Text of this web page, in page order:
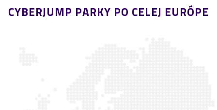
CYBERJUMP PARKY PO CELEJ EURÓPE